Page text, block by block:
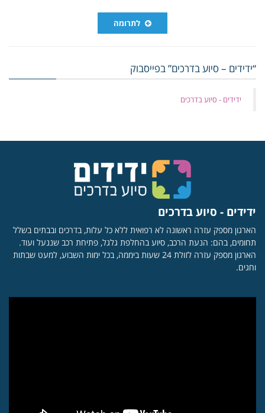
לתרומה
“ידידים – סיוע בדרכים” בפייסבוק
‏ידידים - סיוע בדרכים
ידידים - סיוע בדרכים
הארגון מספק עזרה ראשונה לא רפואית ללא כל עלות, בדרכים ובבתים בשלל
תחומים, בהם: הנעת הרכב, סיוע בהחלפת גלגל, פתיחת רכב שננעל ועוד.
הארגון מספק עזרה לזולת 24 שעות ביממה, בכל ימות השבוע, למעט שבתות
וחגים.